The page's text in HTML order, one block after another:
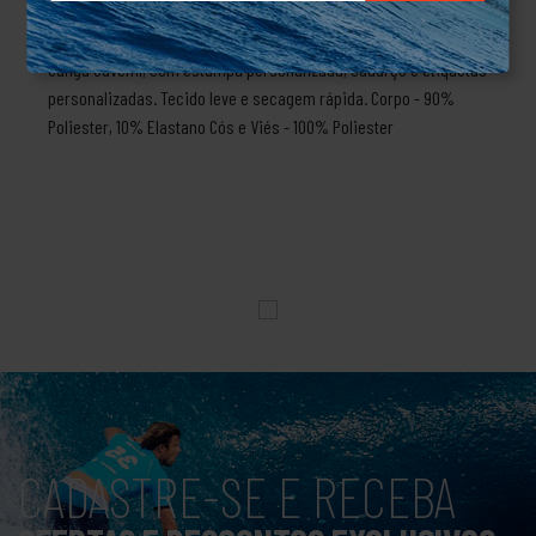
DESCRIÇÃO
Sunga Juvenil, com estampa personalizada, cadarço e etiquetas
personalizadas. Tecido leve e secagem rápida. Corpo - 90%
Poliester, 10% Elastano Cós e Viés - 100% Poliester
CADASTRE-SE E RECEBA